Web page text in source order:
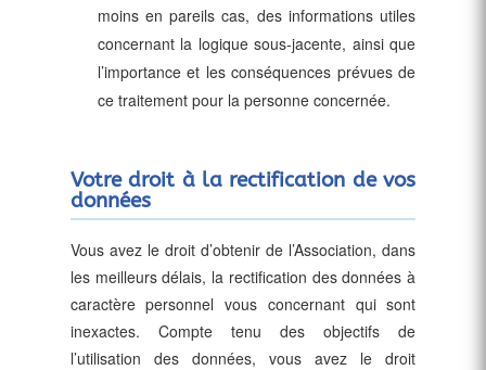
moins en pareils cas, des informations utiles
concernant la logique sous-jacente, ainsi que
l’importance et les conséquences prévues de
ce traitement pour la personne concernée.
Votre droit à la rectification de vos
données
Vous avez le droit d’obtenir de l’Association, dans
les meilleurs délais, la rectification des données à
caractère personnel vous concernant qui sont
inexactes. Compte tenu des objectifs de
l’utilisation des données, vous avez le droit